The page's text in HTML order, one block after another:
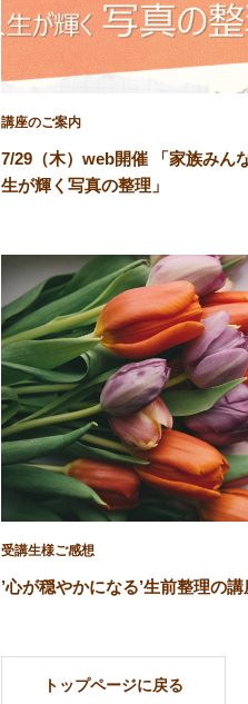
講座のご案内
7/29（木）web開催 「家族みん
生が輝く写真の整理」
受講生様ご感想
’心が穏やかになる’生前整理の講
トップページに戻る